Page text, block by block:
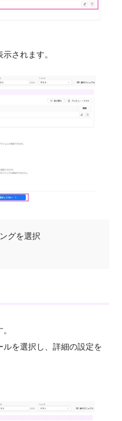
されます。
グを選択
を選択し、詳細の設定を